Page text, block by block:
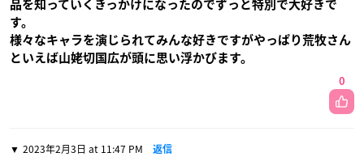
品を知っていくきっかけになったのでずっと特別で大好きで
す。
様々なキャラを演じられてみんな好きですがやっぱり荒牧さん
といえば山姥切国広が頭に思い浮かびます。
0
2023年2月3日 at 11:47 PM 返信